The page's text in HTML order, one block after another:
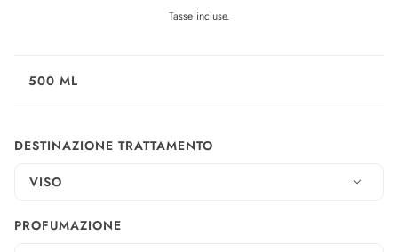
Tasse incluse.
500 ML
DESTINAZIONE TRATTAMENTO
VISO
PROFUMAZIONE